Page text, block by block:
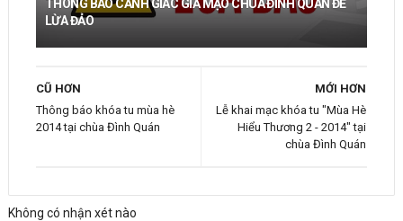
THÔNG BÁO CẢNH GIÁC GIẢ MẠO CHÙA ĐÌNH QUÁN ĐỂ
LỪA ĐẢO
MỚI HƠN
Lễ khai mạc khóa tu "Mùa Hè
Hiểu Thương 2 - 2014" tại
chùa Đình Quán
CŨ HƠN
Thông báo khóa tu mùa hè
2014 tại chùa Đình Quán
Không có nhận xét nào